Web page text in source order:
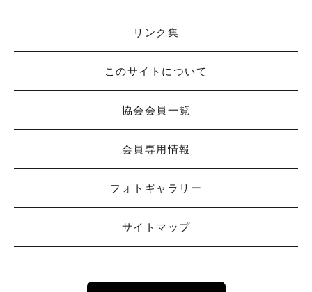
リンク集
このサイトについて
協会会員一覧
会員専用情報
フォトギャラリー
サイトマップ